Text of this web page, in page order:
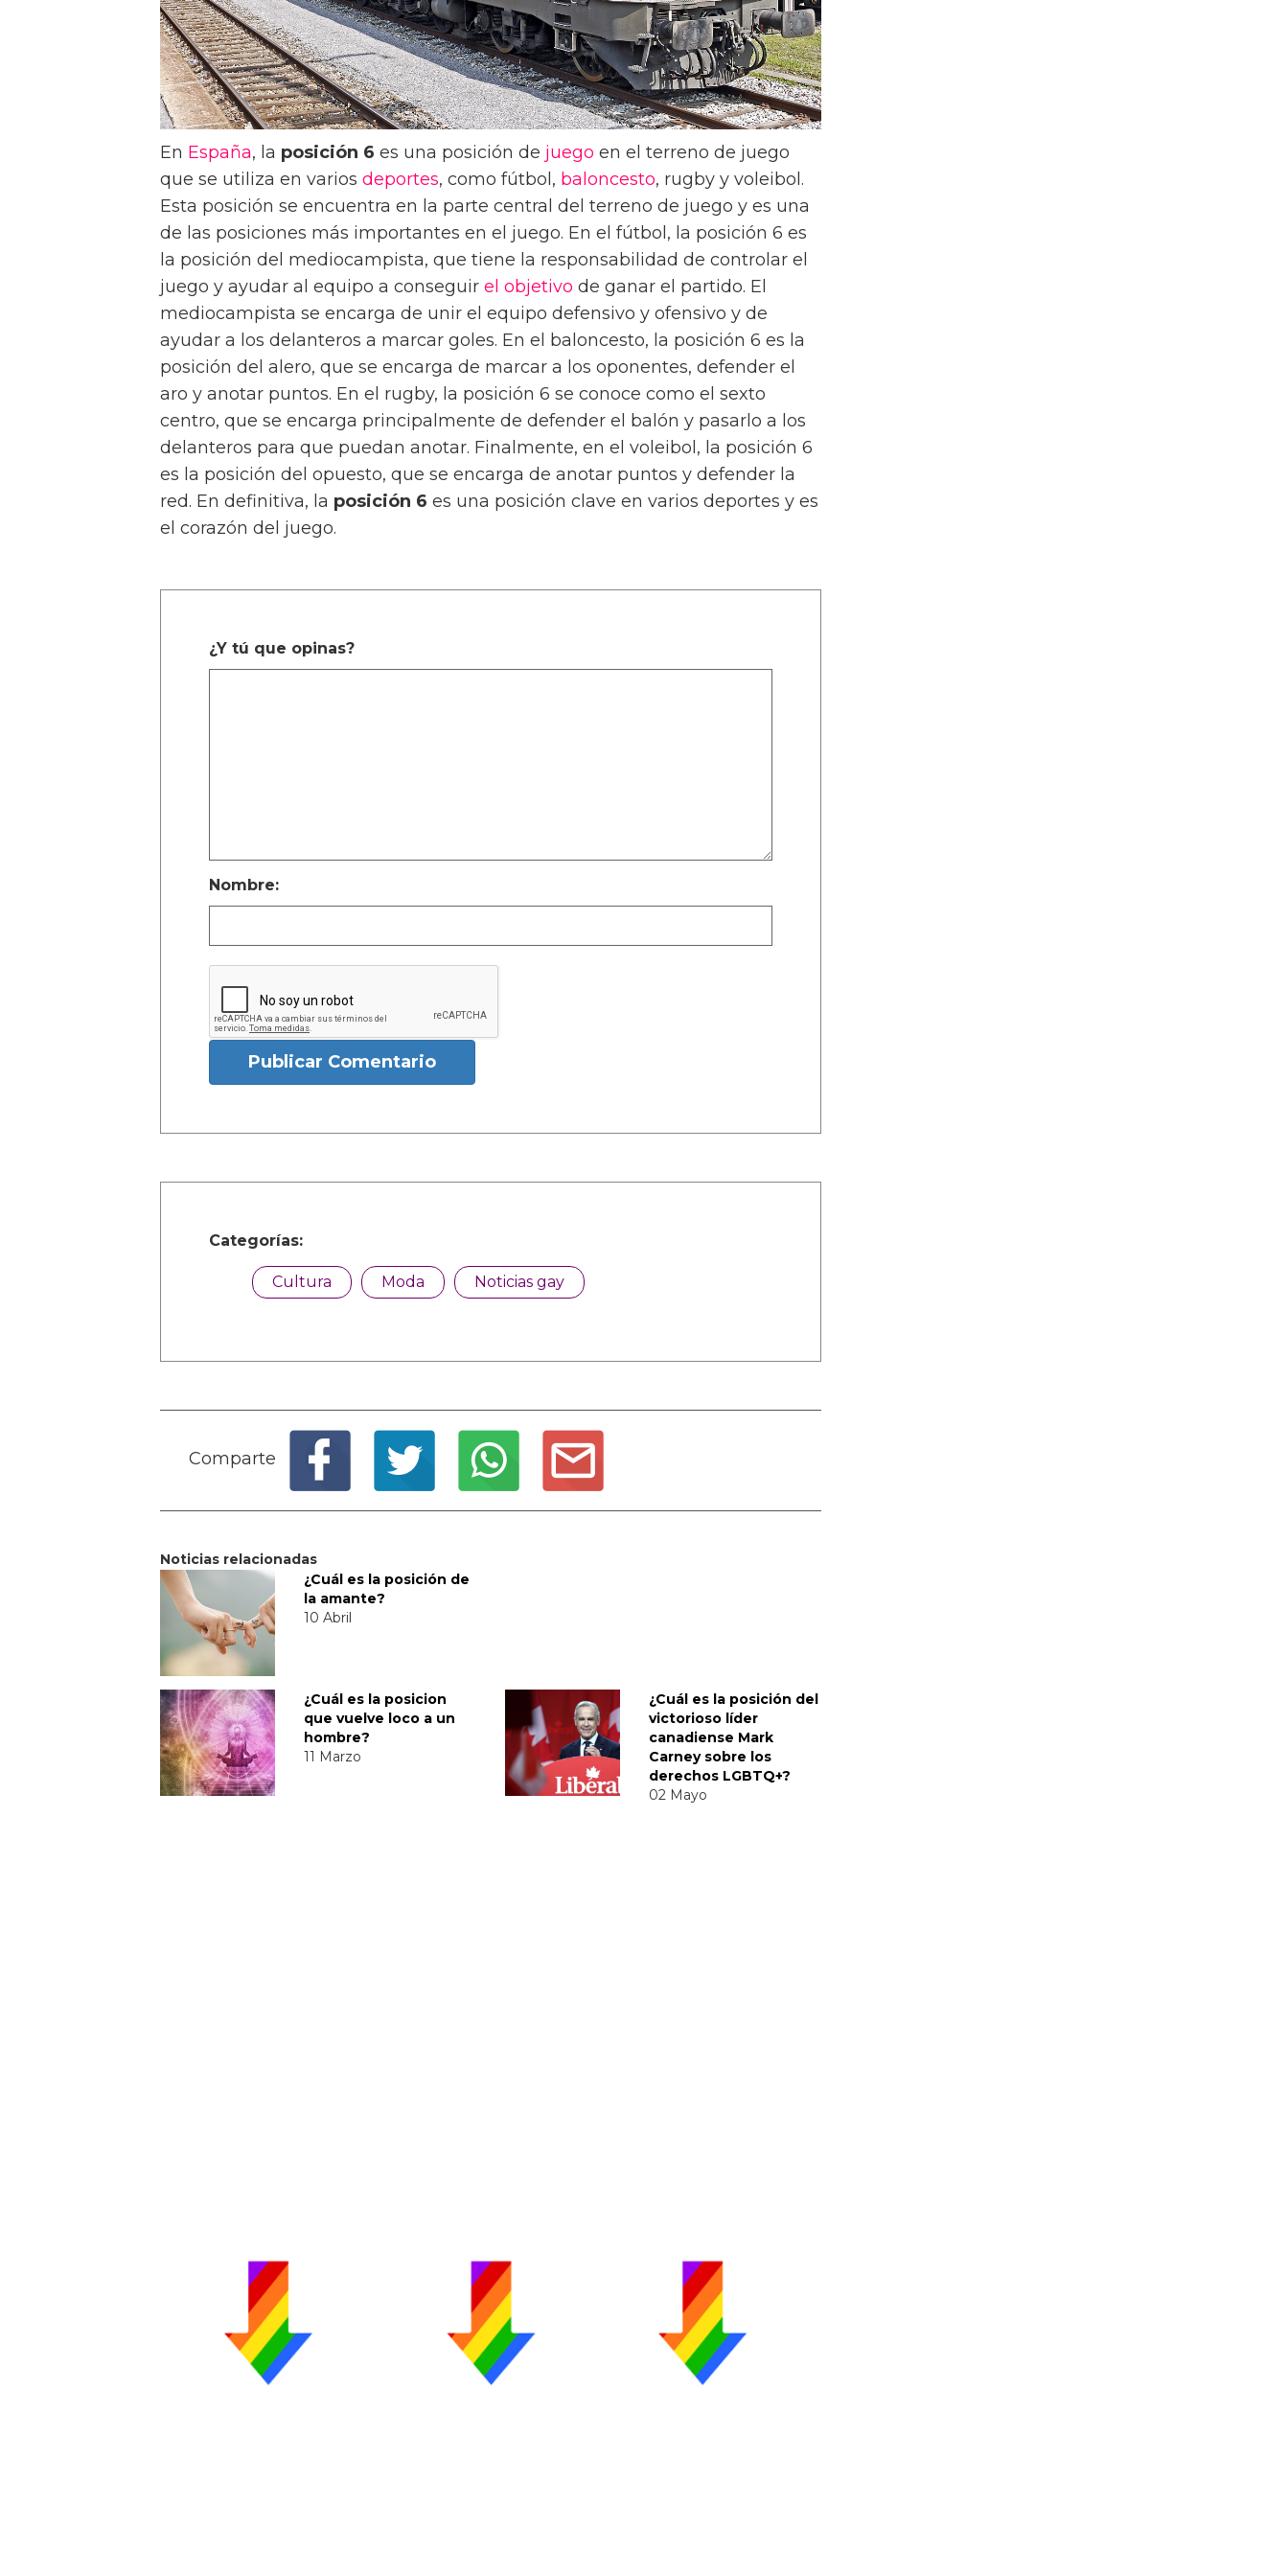
En España, la posición 6 es una posición de juego en el terreno de juego
que se utiliza en varios deportes, como fútbol, baloncesto, rugby y voleibol.
Esta posición se encuentra en la parte central del terreno de juego y es una
de las posiciones más importantes en el juego. En el fútbol, la posición 6 es
la posición del mediocampista, que tiene la responsabilidad de controlar el
juego y ayudar al equipo a conseguir el objetivo de ganar el partido. El
mediocampista se encarga de unir el equipo defensivo y ofensivo y de
ayudar a los delanteros a marcar goles. En el baloncesto, la posición 6 es la
posición del alero, que se encarga de marcar a los oponentes, defender el
aro y anotar puntos. En el rugby, la posición 6 se conoce como el sexto
centro, que se encarga principalmente de defender el balón y pasarlo a los
delanteros para que puedan anotar. Finalmente, en el voleibol, la posición 6
es la posición del opuesto, que se encarga de anotar puntos y defender la
red. En definitiva, la posición 6 es una posición clave en varios deportes y es
el corazón del juego.
¿Y tú que opinas?
Nombre:
Publicar Comentario
Categorías:
Cultura Moda Noticias gay
Comparte
Noticias relacionadas
¿Cuál es la posición de
la amante?
10 Abril
¿Cuál es la posicion
que vuelve loco a un
hombre?
11 Marzo
¿Cuál es la posición del
victorioso líder
canadiense Mark
Carney sobre los
derechos LGBTQ+?
02 Mayo